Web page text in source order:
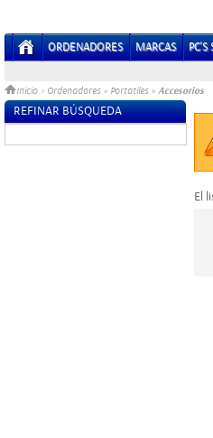
ORDENADORES MARCAS PC'S
Inicio > Ordenadores » Portatiles » Accesorios
REFINAR BÚSQUEDA
El